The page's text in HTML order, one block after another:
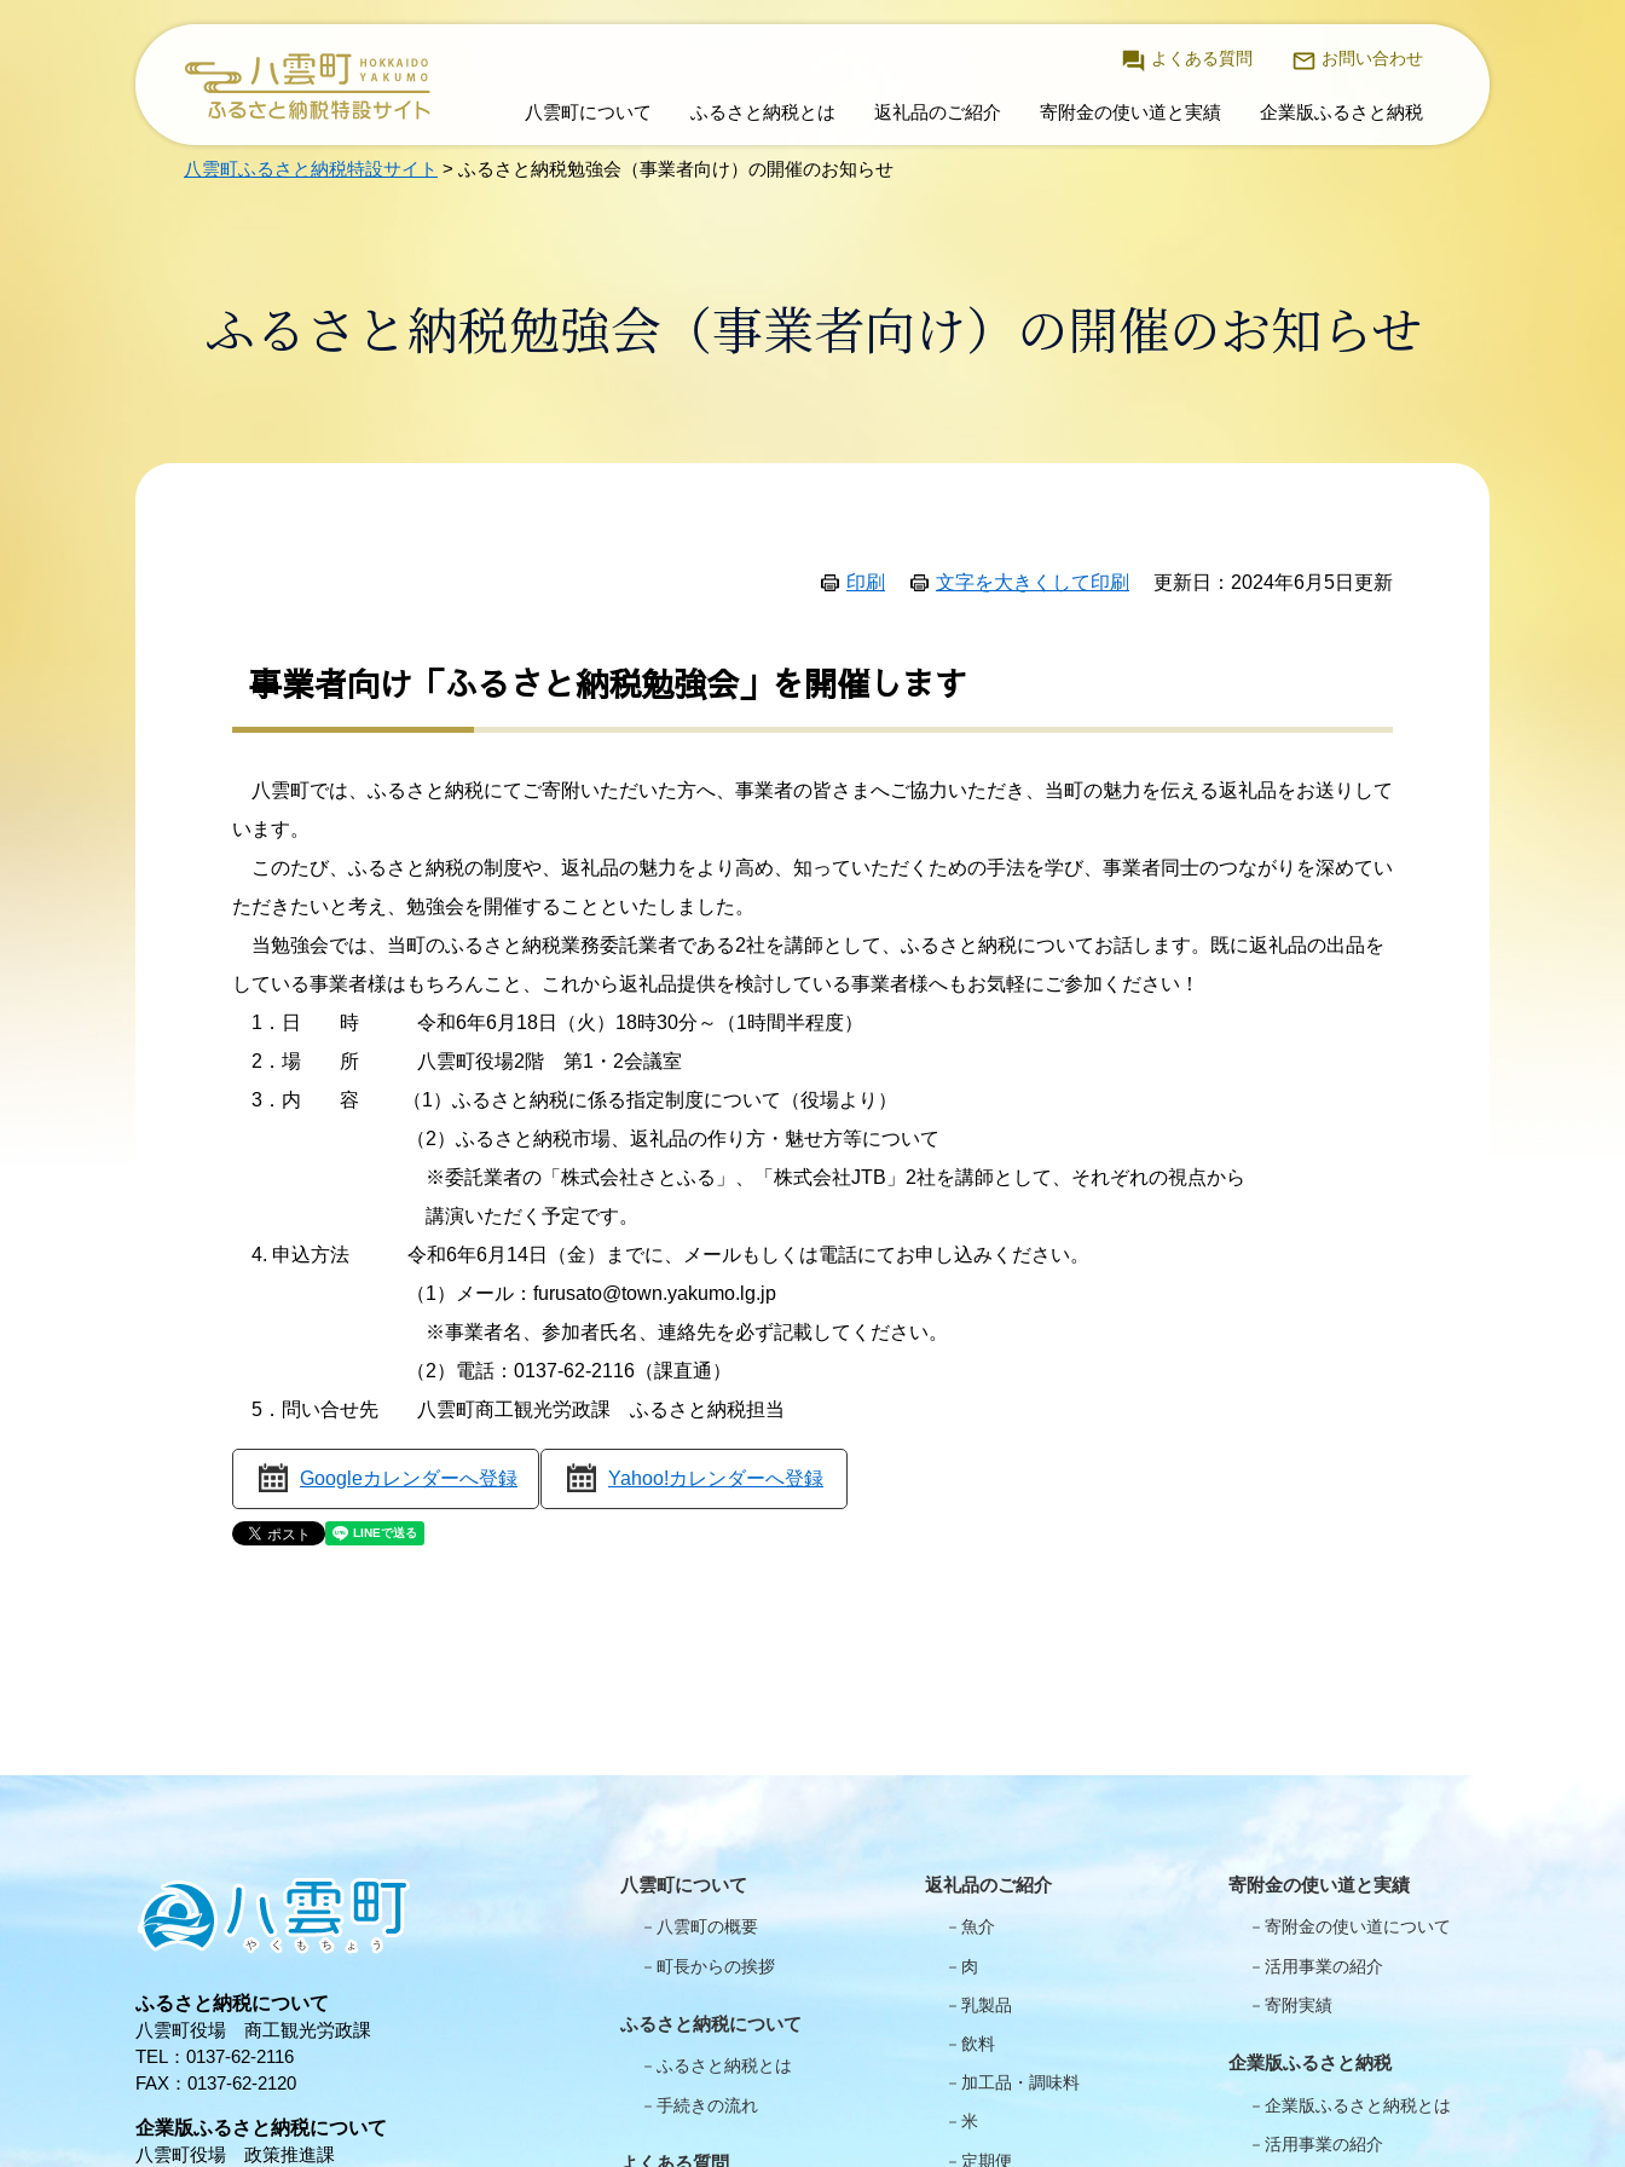
八雲町について ふるさと納税とは 返礼品のご紹介 寄附金の使い道と実績 企業版ふるさと納税
よくある質問 お問い合わせ
八雲町ふるさと納税特設サイト > ふるさと納税勉強会（事業者向け）の開催のお知らせ
ふるさと納税勉強会（事業者向け）の開催のお知らせ
印刷 文字を大きくして印刷 更新日：2024年6月5日更新
事業者向け「ふるさと納税勉強会」を開催します
八雲町では、ふるさと納税にてご寄附いただいた方へ、事業者の皆さまへご協力いただき、当町の魅力を伝える返礼品をお送りして
います。
このたび、ふるさと納税の制度や、返礼品の魅力をより高め、知っていただくための手法を学び、事業者同士のつながりを深めてい
ただきたいと考え、勉強会を開催することといたしました。
当勉強会では、当町のふるさと納税業務委託業者である2社を講師として、ふるさと納税についてお話します。既に返礼品の出品を
している事業者様はもちろんこと、これから返礼品提供を検討している事業者様へもお気軽にご参加ください！
1．日 時 令和6年6月18日（火）18時30分～（1時間半程度）
2．場 所 八雲町役場2階 第1・2会議室
3．内 容 （1）ふるさと納税に係る指定制度について（役場より）
（2）ふるさと納税市場、返礼品の作り方・魅せ方等について
※委託業者の「株式会社さとふる」、「株式会社JTB」2社を講師として、それぞれの視点から
講演いただく予定です。
4. 申込方法 令和6年6月14日（金）までに、メールもしくは電話にてお申し込みください。
（1）メール：furusato@town.yakumo.lg.jp
※事業者名、参加者氏名、連絡先を必ず記載してください。
（2）電話：0137-62-2116（課直通）
5．問い合せ先 八雲町商工観光労政課 ふるさと納税担当
Googleカレンダーへ登録 Yahoo!カレンダーへ登録
八雲町について
八雲町の概要
町長からの挨拶
ふるさと納税について
ふるさと納税とは
手続きの流れ
よくある質問
返礼品のご紹介
魚介
肉
乳製品
飲料
加工品・調味料
米
定期便
寄附金の使い道と実績
寄附金の使い道について
活用事業の紹介
寄附実績
企業版ふるさと納税
企業版ふるさと納税とは
活用事業の紹介
ふるさと納税について
八雲町役場 商工観光労政課
TEL：0137-62-2116
FAX：0137-62-2120
企業版ふるさと納税について
八雲町役場 政策推進課